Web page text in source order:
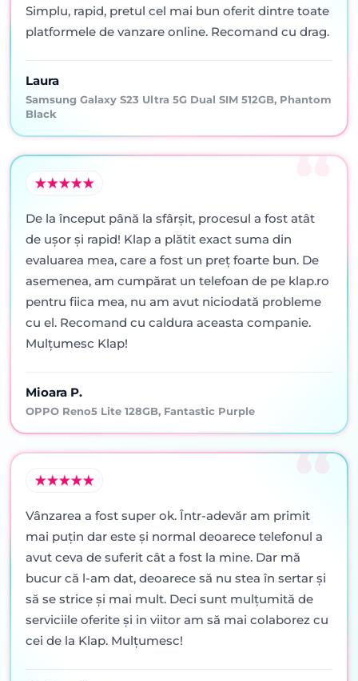
Simplu, rapid, pretul cel mai bun oferit dintre toate
platformele de vanzare online. Recomand cu drag.
Laura
Samsung Galaxy S23 Ultra 5G Dual SIM 512GB, Phantom
Black
De la început până la sfârșit, procesul a fost atât
de ușor și rapid! Klap a plătit exact suma din
evaluarea mea, care a fost un preț foarte bun. De
asemenea, am cumpărat un telefoan de pe klap.ro
pentru fiica mea, nu am avut niciodată probleme
cu el. Recomand cu caldura aceasta companie.
Mulțumesc Klap!
Mioara P.
OPPO Reno5 Lite 128GB, Fantastic Purple
Vânzarea a fost super ok. Într-adevăr am primit
mai puţin dar este şi normal deoarece telefonul a
avut ceva de suferit cât a fost la mine. Dar mă
bucur că l-am dat, deoarece să nu stea în sertar şi
să se strice şi mai mult. Deci sunt mulţumită de
serviciile oferite şi in viitor am să mai colaborez cu
cei de la Klap. Mulţumesc!